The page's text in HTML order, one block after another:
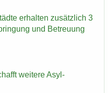
er­hal­ten zu­sätz­lich 3
und Be­treu­ung
wei­te­re Asyl-​